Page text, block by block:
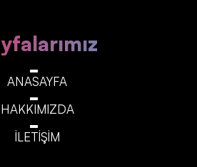
ANASAYFA
HAKKIMIZDA
İLETİŞİM